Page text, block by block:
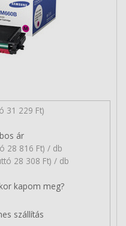
31 229 Ft)
ár
28 816 Ft) / db
28 308 Ft) / db
kapom meg?
szállítás